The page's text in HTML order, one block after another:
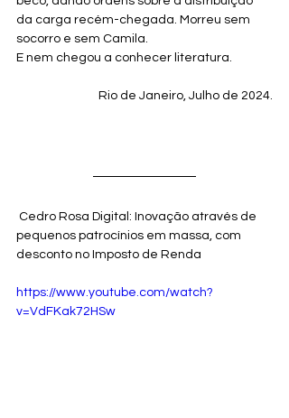
da carga recém-chegada. Morreu sem
socorro e sem Camila.
E nem chegou a conhecer literatura.
Rio de Janeiro, Julho de 2024.
Cedro Rosa Digital: Inovação através de
pequenos patrocínios em massa, com
desconto no Imposto de Renda
https://www.youtube.com/watch?
v=VdFKak72HSw